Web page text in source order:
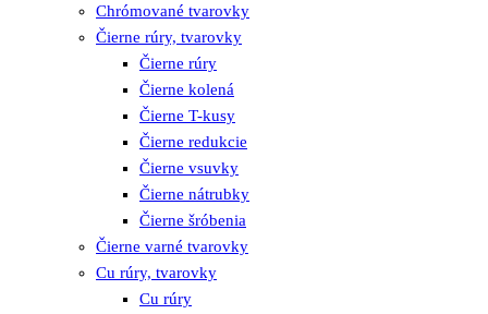
Chrómované tvarovky
Čierne rúry, tvarovky
Čierne rúry
Čierne kolená
Čierne T-kusy
Čierne redukcie
Čierne vsuvky
Čierne nátrubky
Čierne šróbenia
Čierne varné tvarovky
Cu rúry, tvarovky
Cu rúry